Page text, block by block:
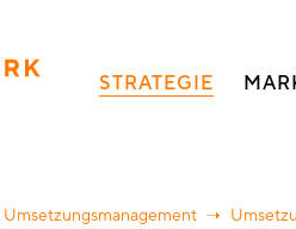
STRATEGIE